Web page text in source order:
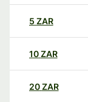
5 ZAR
10ZAR
20ZAR